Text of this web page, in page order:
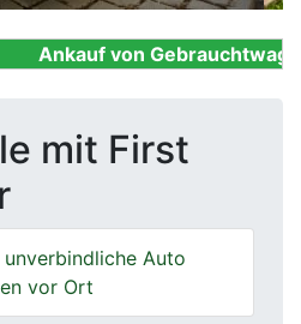
Ankauf von
mit First
Auto
vor Ort